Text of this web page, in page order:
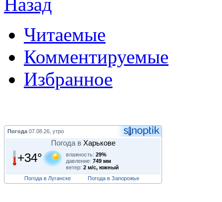
Читаемые
Комментируемые
Избранное
Погода 07.08.26, утро
Погода в Харькове
+34° влажность: 29%
давление: 749 мм
ветер: 2 м/с, южный
Погода в Луганске
Погода в Запорожье